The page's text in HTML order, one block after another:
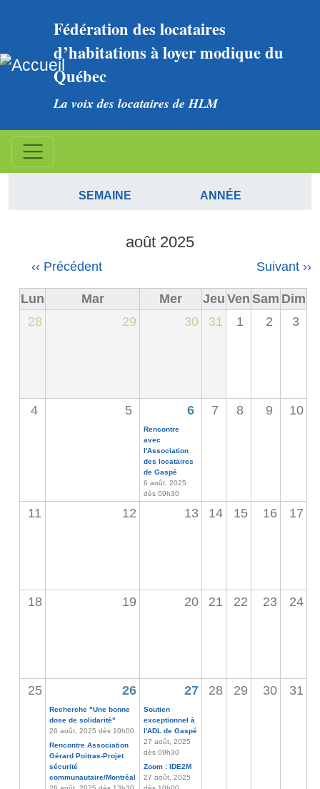
Fédération des locataires
d’habitations à loyer modique du
Québec
La voix des locataires de HLM
CALENDRIER
SEMAINE ANNÉE
août 2025
Pagination
‹‹ Précédent Suivant ››
Lun Mar Mer Jeu Ven Sam Dim
28
29 30 31 1 2 3
4 5 6 7 8 9 10
Rencontre
avec
l'Association
des locataires
de Gaspé
6 août, 2025
dès 09h30
11 12 13 14 15 16 17
18 19 20 21 22 23 24
25 26 27 28 29 30 31
Recherche "Une bonne
dose de solidarité"
26 août, 2025 dès 10h00
Rencontre Association
Gérard Poitras-Projet
sécurité
communautaire/Montréal
Soutien
exceptionnel à
l'ADL de Gaspé
27 août, 2025
dès 09h30
Zoom : IDE2M
27 août, 2025